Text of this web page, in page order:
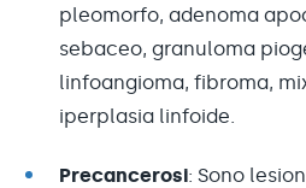
pleomorfo, adenoma
sebaceo, granuloma
linfoangioma, fibroma,
iperplasia linfoide.
Precancerosi: Sono